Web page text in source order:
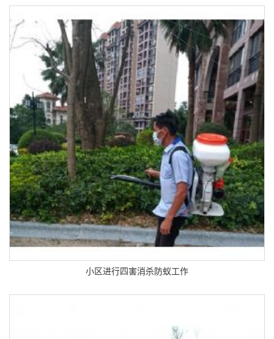
小区进行四害消杀防蚁工作